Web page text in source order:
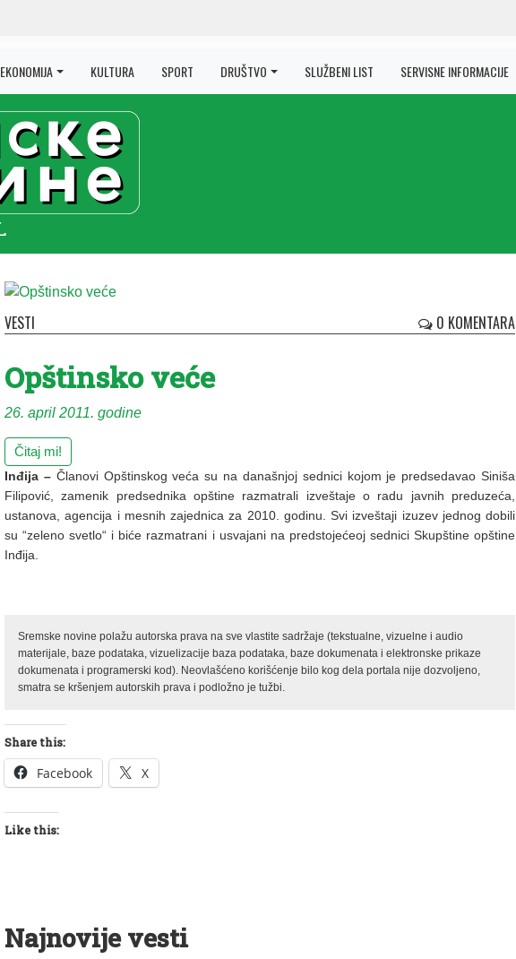
EKONOMIJA KULTURA SPORT DRUŠTVO SLUŽBENI LIST SERVISNE INFORMACIJE
VESTI 0 KOMENTARA
Opštinsko veće
26. april 2011. godine
Čitaj mi!
Inđija – Članovi Opštinskog veća su na današnjoj sednici kojom je predsedavao Siniša
Filipović, zamenik predsednika opštine razmatrali izveštaje o radu javnih preduzeća,
ustanova, agencija i mesnih zajednica za 2010. godinu. Svi izveštaji izuzev jednog dobili
su “zeleno svetlo“ i biće razmatrani i usvajani na predstojećeoj sednici Skupštine opštine
Inđija.
Sremske novine polažu autorska prava na sve vlastite sadržaje (tekstualne, vizuelne i audio
materijale, baze podataka, vizuelizacije baza podataka, baze dokumenata i elektronske prikaze
dokumenata i programerski kod). Neovlašćeno korišćenje bilo kog dela portala nije dozvoljeno,
smatra se kršenjem autorskih prava i podložno je tužbi.
Share this:
Facebook X
Like this:
Najnovije vesti